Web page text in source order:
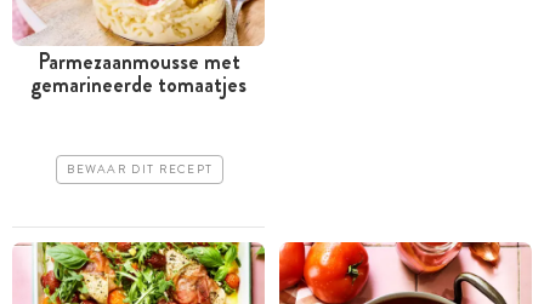
Parmezaanmousse met
gemarineerde tomaatjes
BEWAAR DIT RECEPT